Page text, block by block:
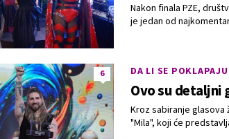
Nakon finala PZE,
je jedan od
6 DA LI SE
Ovo su detaljni
Kroz sabiranje glasova
"Mila", koji će